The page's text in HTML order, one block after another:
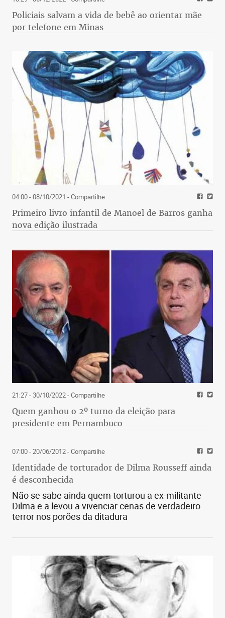
Policiais salvam a vida de bebê ao orientar mãe
por telefone em Minas
04:00 - 08/10/2021 - Compartilhe
Primeiro livro infantil de Manoel de Barros ganha
nova edição ilustrada
21:27 - 30/10/2022- Compartilhe
Quem ganhou o 2º turno da eleição para
presidente em Pernambuco
07:00 - 20/06/2012- Compartilhe
Identidade de torturador de Dilma Rousseff ainda
é desconhecida
Não se sabe ainda quem torturou a ex-militante
Dilma e a levou a vivenciar cenas de verdadeiro
terror nos porões da ditadura